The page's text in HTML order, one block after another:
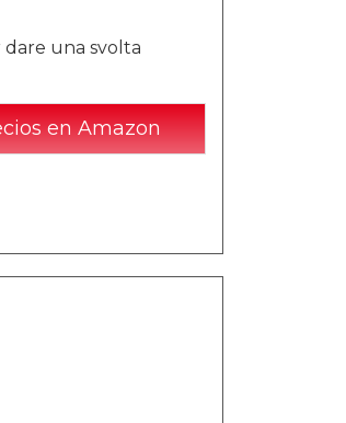
una svolta
en Amazon